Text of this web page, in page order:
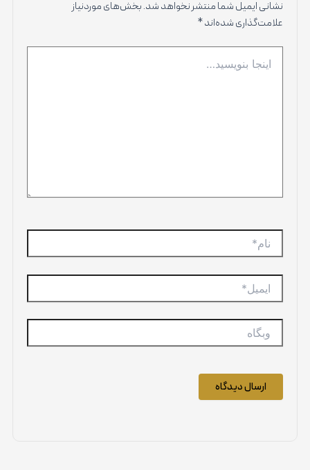
نشانی ایمیل شما منتشر نخواهد شد.بخش‌های موردنیاز
علامت‌گذاری شده‌اند*
اینجا
بنویسید…
نام*
ایمیل*
وبگاه